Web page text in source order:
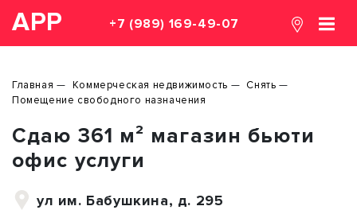
АРР +7 (989) 169-49-07
Главная Коммерческая недвижимость
Снять
Помещение свободного назначения
Сдаю 361 м² магазин бьюти
офис услуги
ул им. Бабушкина, д. 295